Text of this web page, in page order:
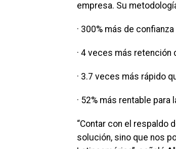
empresa. Su
· 300% más de
· 4 veces más retención
· 3.7 veces más rápido
· 52% más rentable
“Contar con el respaldo
solución, sino que nos